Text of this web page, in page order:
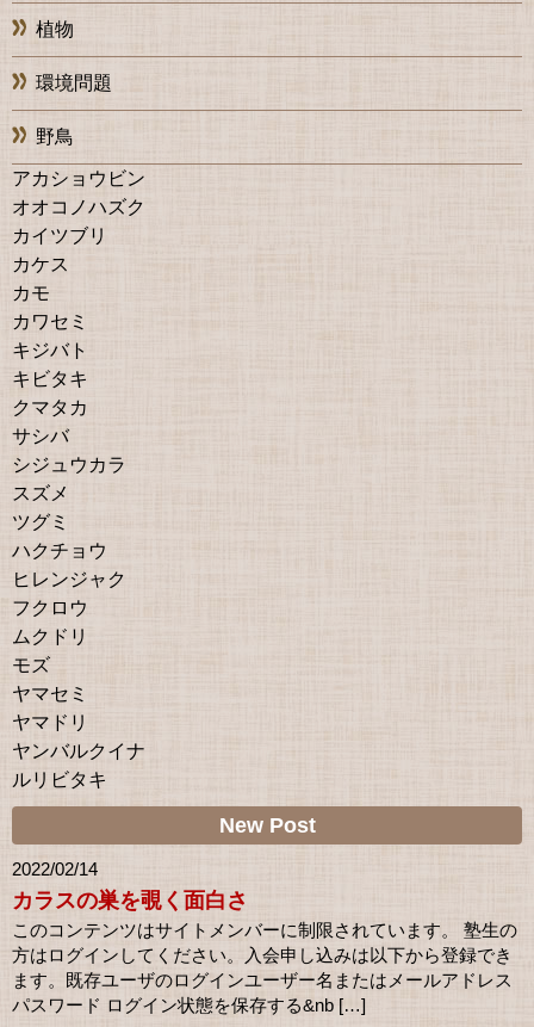
植物
環境問題
野鳥
アカショウビン
オオコノハズク
カイツブリ
カケス
カモ
カワセミ
キジバト
キビタキ
クマタカ
サシバ
シジュウカラ
スズメ
ツグミ
ハクチョウ
ヒレンジャク
フクロウ
ムクドリ
モズ
ヤマセミ
ヤマドリ
ヤンバルクイナ
ルリビタキ
New Post
2022/02/14
カラスの巣を覗く面白さ
このコンテンツはサイトメンバーに制限されています。 塾生の
方はログインしてください。入会申し込みは以下から登録でき
ます。既存ユーザのログインユーザー名またはメールアドレス
パスワード ログイン状態を保存する&nb […]